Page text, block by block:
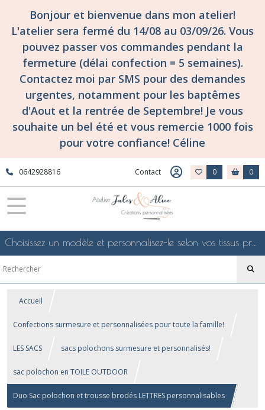
Bonjour et bienvenue dans mon atelier!
L'atelier sera fermé du 14/08 au 03/09/26. Vous
pouvez passer vos commandes pendant la
fermeture (délai confection = 5 semaines).
Contactez moi par SMS pour des demandes
urgentes, notamment pour les baptêmes
d'Aout et la rentrée de Septembre! Je vous
souhaite un bel été et vous remercie 1000 fois
pour votre confiance! Céline
0642928816 Contact 0 0
Choisissez un modèle et personnalisez-le selon vos tissus préférés de mes collections en ligne, je le confectionnerai selon vos souhaits
Accueil
Confections surmesure et personnalisées pour toute la famille!
LES SACS sacs polochons surmesure et personnalisés!
sac polochon en TOILE OUTDOOR
Duo Sac polochon et trousse brodés LETTRES personnalisables